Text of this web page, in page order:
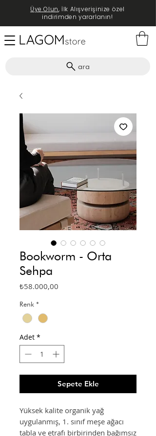
ara
Üye Olun, İlk Alışverişinize özel
indirimden yararlanın!
Bookworm - Orta
Sehpa
₺58.000,00
Renk *
Adet *
Sepete Ekle
Yüksek kalite organik yağ
uygulanmış, 1. sınıf meşe ağacı
tabla ve etrafı birbirinden bağımsız